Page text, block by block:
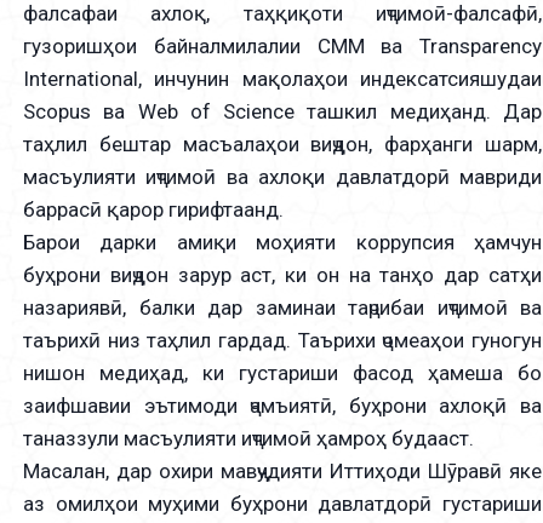
фалсафаи ахлоқ, таҳқиқоти иҷтимоӣ-фалсафӣ,
гузоришҳои байналмилалии СММ ва Transparency
International, инчунин мақолаҳои индексатсияшудаи
Scopus ва Web of Science ташкил медиҳанд. Дар
таҳлил бештар масъалаҳои виҷдон, фарҳанги шарм,
масъулияти иҷтимоӣ ва ахлоқи давлатдорӣ мавриди
баррасӣ қарор гирифтаанд.
Барои дарки амиқи моҳияти коррупсия ҳамчун
буҳрони виҷдон зарур аст, ки он на танҳо дар сатҳи
назариявӣ, балки дар заминаи таҷрибаи иҷтимоӣ ва
таърихӣ низ таҳлил гардад. Таърихи ҷомеаҳои гуногун
нишон медиҳад, ки густариши фасод ҳамеша бо
заифшавии эътимоди ҷамъиятӣ, буҳрони ахлоқӣ ва
таназзули масъулияти иҷтимоӣ ҳамроҳ будааст.
Масалан, дар охири мавҷудияти Иттиҳоди Шӯравӣ яке
аз омилҳои муҳими буҳрони давлатдорӣ густариши